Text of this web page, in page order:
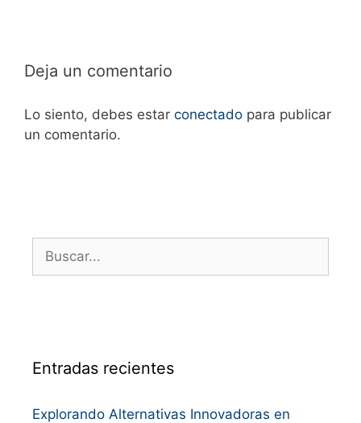
Deja un comentario
Lo siento, debes estar conectado para publicar
un comentario.
Entradas recientes
Explorando Alternativas Innovadoras en